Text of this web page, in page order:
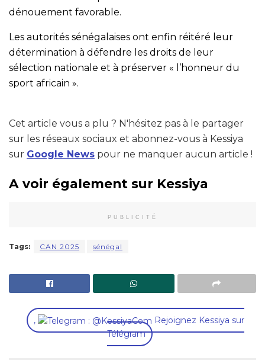
dénouement favorable.
Les autorités sénégalaises ont enfin réitéré leur
détermination à défendre les droits de leur
sélection nationale et à préserver « l’honneur du
sport africain ».
Cet article vous a plu ? N'hésitez pas à le partager
sur les réseaux sociaux et abonnez-vous à Kessiya
sur Google News pour ne manquer aucun article !
A voir également sur Kessiya
PUBLICITÉ
Tags: CAN 2025 sénégal
,
Rejoignez Kessiya sur
Télégram